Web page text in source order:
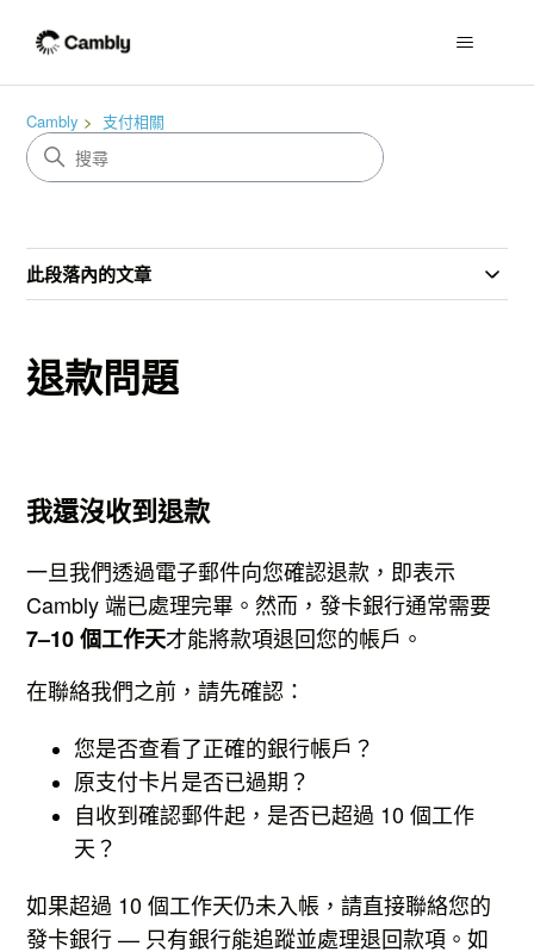
Cambly 支付相關
此段落內的文章
退款問題
我還沒收到退款
一旦我們透過電子郵件向您確認退款，即表示
Cambly 端已處理完畢。然而，發卡銀行通常需要
7–10 個工作天才能將款項退回您的帳戶。
在聯絡我們之前，請先確認：
您是否查看了正確的銀行帳戶？
原支付卡片是否已過期？
自收到確認郵件起，是否已超過 10 個工作
天？
如果超過 10 個工作天仍未入帳，請直接聯絡您的
發卡銀行 — 只有銀行能追蹤並處理退回款項。如